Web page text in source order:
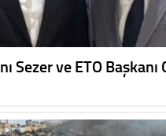
Sezer ve ETO Başkanı